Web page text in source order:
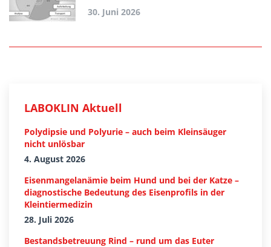
30. Juni 2026
LABOKLIN Aktuell
Polydipsie und Polyurie – auch beim Kleinsäuger
nicht unlösbar
4. August 2026
Eisenmangelanämie beim Hund und bei der Katze –
diagnostische Bedeutung des Eisenprofils in der
Kleintiermedizin
28. Juli 2026
Bestandsbetreuung Rind – rund um das Euter